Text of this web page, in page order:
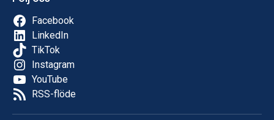
Facebook
LinkedIn
TikTok
Instagram
YouTube
RSS-flöde